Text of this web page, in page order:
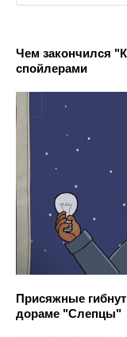
Чем закончился
спойлерами
Присяжные
дораме "Слепцы"